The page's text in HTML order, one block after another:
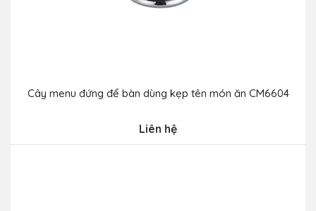
Cây menu đứng để bàn dùng kẹp tên món ăn CM6604
Liên hệ